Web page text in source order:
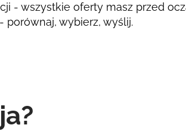
- wszystkie oferty masz przed
porównaj, wybierz, wyślij.